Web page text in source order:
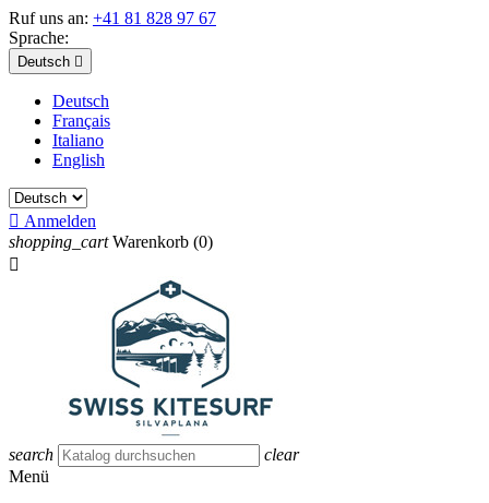
Ruf uns an: +41 81 828 97 67
Sprache:
Deutsch 
Deutsch
Français
Italiano
English
 Anmelden
shopping_cart Warenkorb (0)

search
clear
Menü